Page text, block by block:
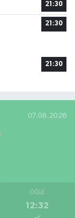
21:30
21:30
21:30
07.08.2026
ÖĞLE
12:32